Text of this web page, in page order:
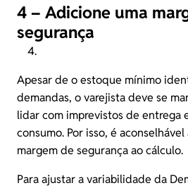
4 – Adicione uma
segurança
Apesar de o estoque mínimo
demandas, o varejista deve se
lidar com imprevistos de entrega
consumo. Por isso, é
margem de segurança ao cálculo.
Para ajustar a variabilidade da